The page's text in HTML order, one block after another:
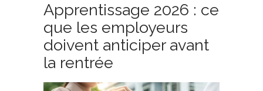
Apprentissage 2026 : ce
que les employeurs
doivent anticiper avant
la rentrée